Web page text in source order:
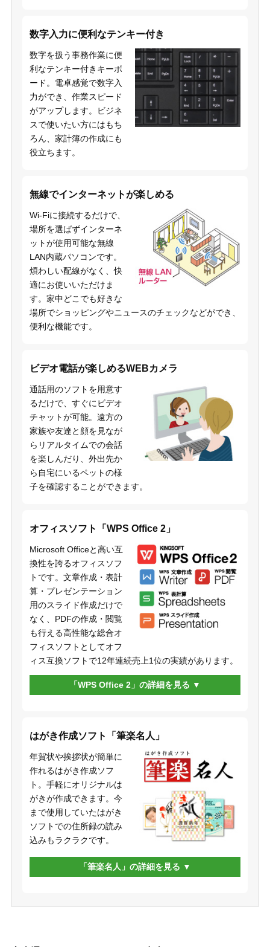
数字入力に便利なテンキー付き
数字を扱う事務作業に便
利なテンキー付きキーボ
ード。電卓感覚で数字入
力ができ、作業スピード
がアップします。ビジネ
スで使いたい方にはもち
ろん、家計簿の作成にも
役立ちます。
無線でインターネットが楽しめる
Wi-Fiに接続するだけで、
場所を選ばずインターネ
ットが使用可能な無線
LAN内蔵パソコンです。
煩わしい配線がなく、快
適にお使いいただけま
す。家中どこでも好きな
場所でショッピングやニュースのチェックなどができ、
便利な機能です。
ビデオ電話が楽しめるWEBカメラ
通話用のソフトを用意す
るだけで、すぐにビデオ
チャットが可能。遠方の
家族や友達と顔を見なが
らリアルタイムでの会話
を楽しんだり、外出先か
ら自宅にいるペットの様
子を確認することができます。
オフィスソフト「WPS Office 2」
Microsoft Officeと高い互
換性を誇るオフィスソフ
トです。文章作成・表計
算・プレゼンテーション
用のスライド作成だけで
なく、PDFの作成・閲覧
も行える高性能な総合オ
フィスソフトとしてオフ
ィス互換ソフトで12年連続売上1位の実績があります。
「WPS Office 2」の詳細を見る
はがき作成ソフト「筆楽名人」
年賀状や挨拶状が簡単に
作れるはがき作成ソフ
ト。手軽にオリジナルは
がきが作成できます。今
まで使用していたはがき
ソフトでの住所録の読み
込みもラクラクです。
「筆楽名人」の詳細を見る